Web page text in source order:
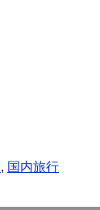
, 国内旅行